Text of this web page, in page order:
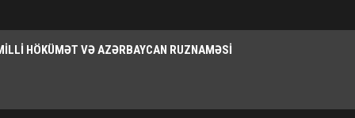
HÖKÜMƏT VƏ AZƏRBAYCAN RUZNAMƏSI